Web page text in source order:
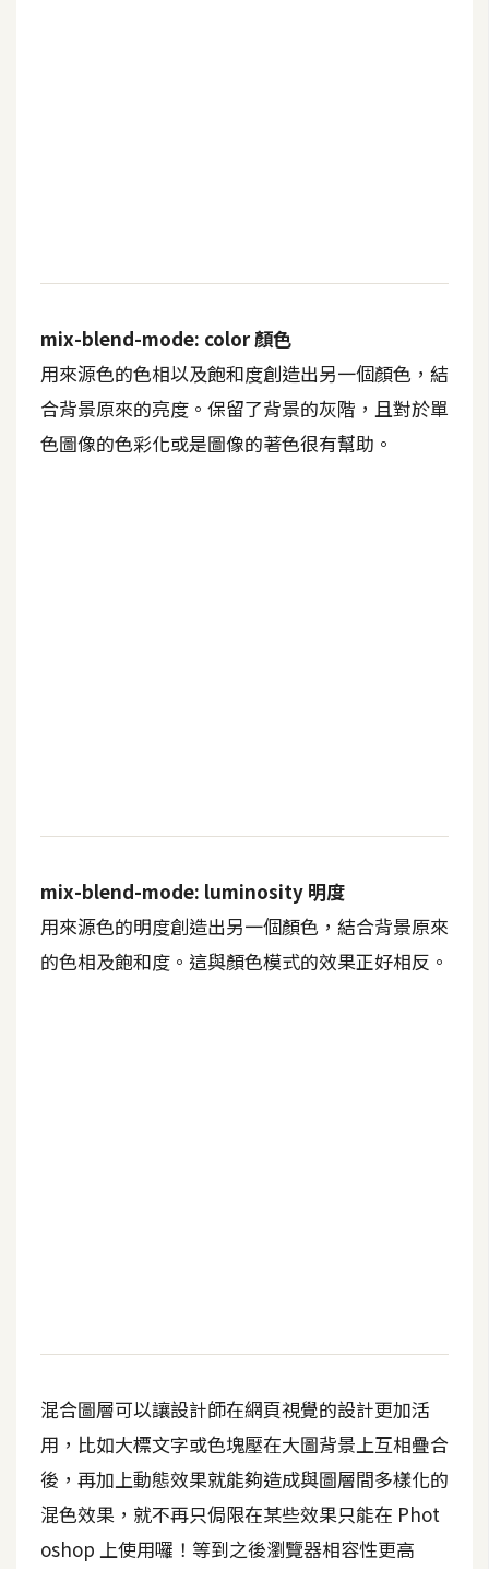
mix-blend-mode: color 顏色
用來源色的色相以及飽和度創造出另一個顏色，結
合背景原來的亮度。保留了背景的灰階，且對於單
色圖像的色彩化或是圖像的著色很有幫助。
mix-blend-mode: luminosity 明度
用來源色的明度創造出另一個顏色，結合背景原來
的色相及飽和度。這與顏色模式的效果正好相反。
混合圖層可以讓設計師在網頁視覺的設計更加活
用，比如大標文字或色塊壓在大圖背景上互相疊合
後，再加上動態效果就能夠造成與圖層間多樣化的
混色效果，就不再只侷限在某些效果只能在 Phot
oshop 上使用囉！等到之後瀏覽器相容性更高